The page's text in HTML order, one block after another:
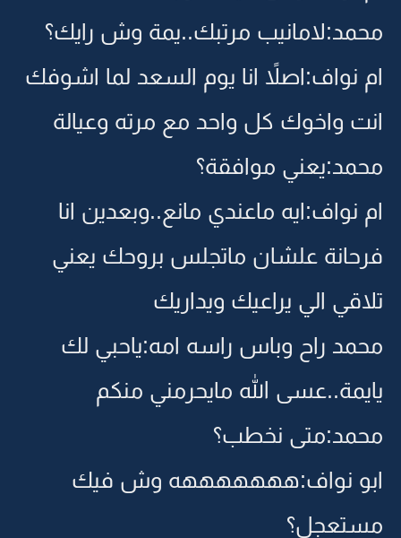
محمد:لامانيب مرتبك..يمة وش رايك؟
ام نواف:اصلاً انا يوم السعد لما اشوفك
انت واخوك كل واحد مع مرته وعيالة
محمد:يعني موافقة؟
ام نواف:ايه ماعندي مانع..وبعدين انا
فرحانة علشان ماتجلس بروحك يعني
تلاقي الي يراعيك ويداريك
محمد راح وباس راسه امه:ياحبي لك
يايمة..عسى الله مايحرمني منكم
محمد:متى نخطب؟
ابو نواف:هههههههه وش فيك
مستعجل؟